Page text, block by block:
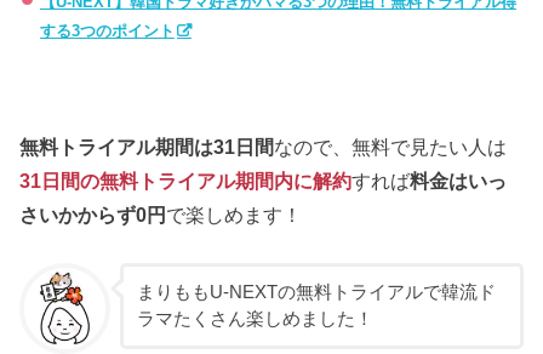
する3つのポイント
無料トライアル期間は31日間なので、無料で見たい人は
31日間の無料トライアル期間内に解約すれば料金はいっ
さいかからず0円 で楽しめます！
まりももU-NEXTの無料トライアルで韓流ド
ラマたくさん楽しめました！